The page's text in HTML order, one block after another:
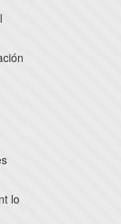
lo